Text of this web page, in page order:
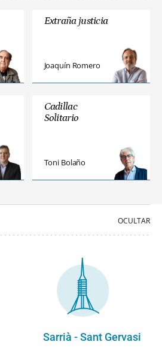
Extraña justicia
Joaquín Romero
Cadillac
Solitario
Toni Bolaño
Sarrià - Sant Gervasi